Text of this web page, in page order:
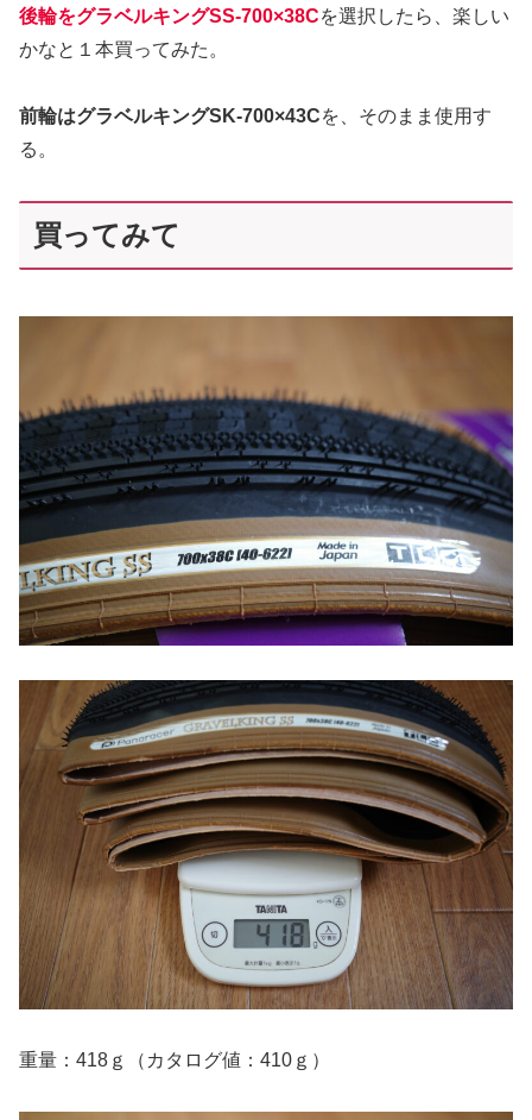
後輪をグラベルキングSS-700×38Cを選択したら、楽しい
かなと１本買ってみた。
前輪はグラベルキングSK-700×43Cを、そのまま使用す
る。
買ってみて
重量：418ｇ（カタログ値：410ｇ）